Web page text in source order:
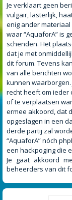
Je verklaart geen
vulgair, lasterlijk,
enig ander
waar “AquaforA” is
schenden. Het
dat je met
dit forum. Tevens
van alle berichten
kunnen waarborgen.
recht heeft om ieder
of te verplaatsen
ermee akkoord, dat
opgeslagen in een
derde partij zal
“AquaforA” nóch
een hackpoging die
Je gaat akkoord
beheerders van dit